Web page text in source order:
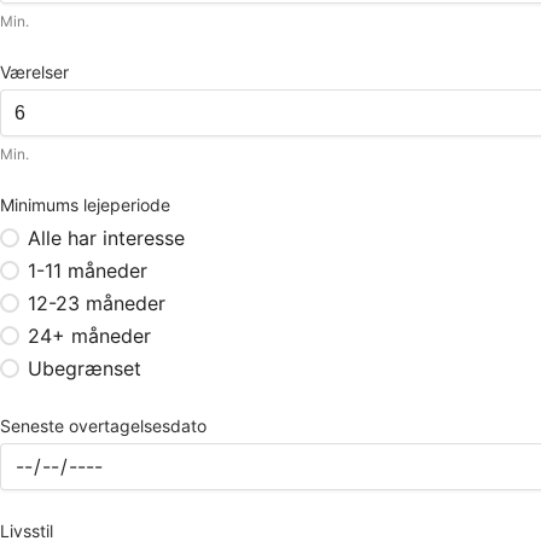
Min.
Værelser
Min.
Minimums lejeperiode
Alle har interesse
1-11 måneder
12-23 måneder
24+ måneder
Ubegrænset
Seneste overtagelsesdato
Livsstil